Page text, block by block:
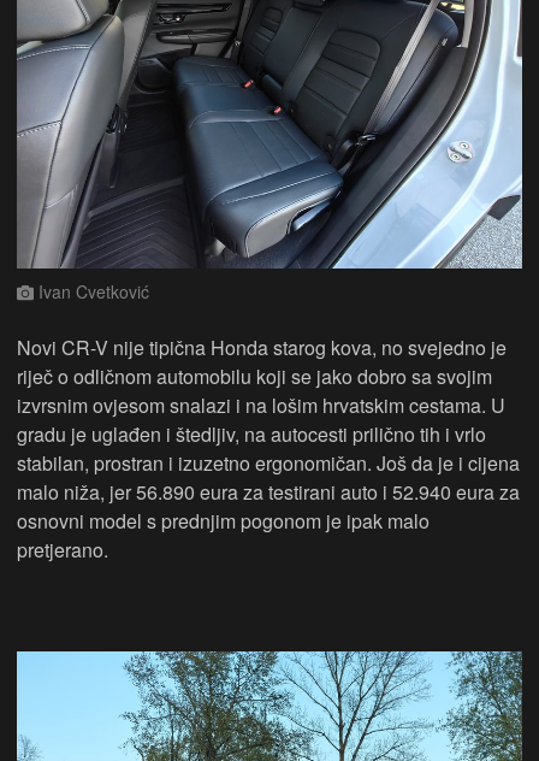
Ivan Cvetković
Novi CR-V nije tipična Honda starog kova, no svejedno je
riječ o odličnom automobilu koji se jako dobro sa svojim
izvrsnim ovjesom snalazi i na lošim hrvatskim cestama. U
gradu je uglađen i štedljiv, na autocesti prilično tih i vrlo
stabilan, prostran i izuzetno ergonomičan. Još da je i cijena
malo niža, jer 56.890 eura za testirani auto i 52.940 eura za
osnovni model s prednjim pogonom je ipak malo
pretjerano.